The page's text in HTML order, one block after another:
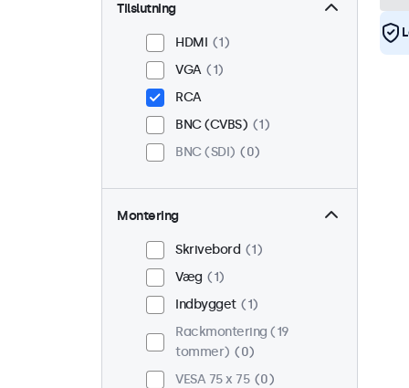
Tilslutning
HDMI
1
VGA
1
RCA
BNC (CVBS)
1
BNC (SDI)
0
Montering
Skrivebord
1
Væg
1
Indbygget
1
Rackmontering (19
tommer)
0
VESA 75 x 75
0